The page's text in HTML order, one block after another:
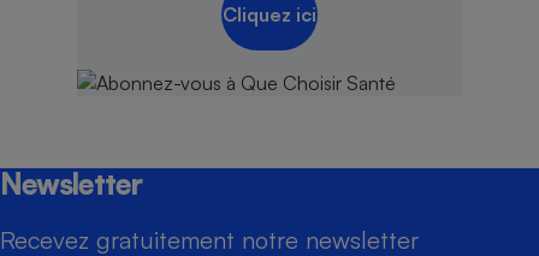
Cliquez ici
Newsletter
Recevez gratuitement notre newsletter